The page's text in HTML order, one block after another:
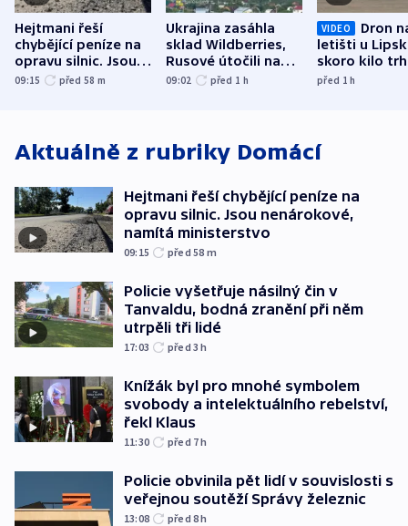
Hejtmani řeší
chybějící peníze na
opravu silnic. Jsou
nenárokové, namítá
09:15 před 58 m
Ukrajina zasáhla
sklad Wildberries,
Rusové útočili na
trh, hasiče či
09:02 před 1 h
VIDEO
Dron
letišti u
skoro kilo
indicie
před 1h
Aktuálně z rubriky Domácí
Hejtmani řeší chybějící peníze na
opravu silnic. Jsou nenárokové,
namítá ministerstvo
09:15 před 58 m
Policie vyšetřuje násilný čin v
Tanvaldu, bodná zranění při něm
utrpěli tři lidé
17:03 před 3h
Knížák byl pro mnohé symbolem
svobody a intelektuálního rebelství,
řekl Klaus
11:30 před 7h
Policie obvinila pět lidí v souvislosti s
veřejnou soutěží Správy železnic
13:08 před 8h